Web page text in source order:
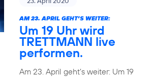
AM 23. APRIL GEHT’S WEITER:
Um 19 Uhr wird
TRETTMANN live
performen.
Am 23. April geht’s weiter: Um 19